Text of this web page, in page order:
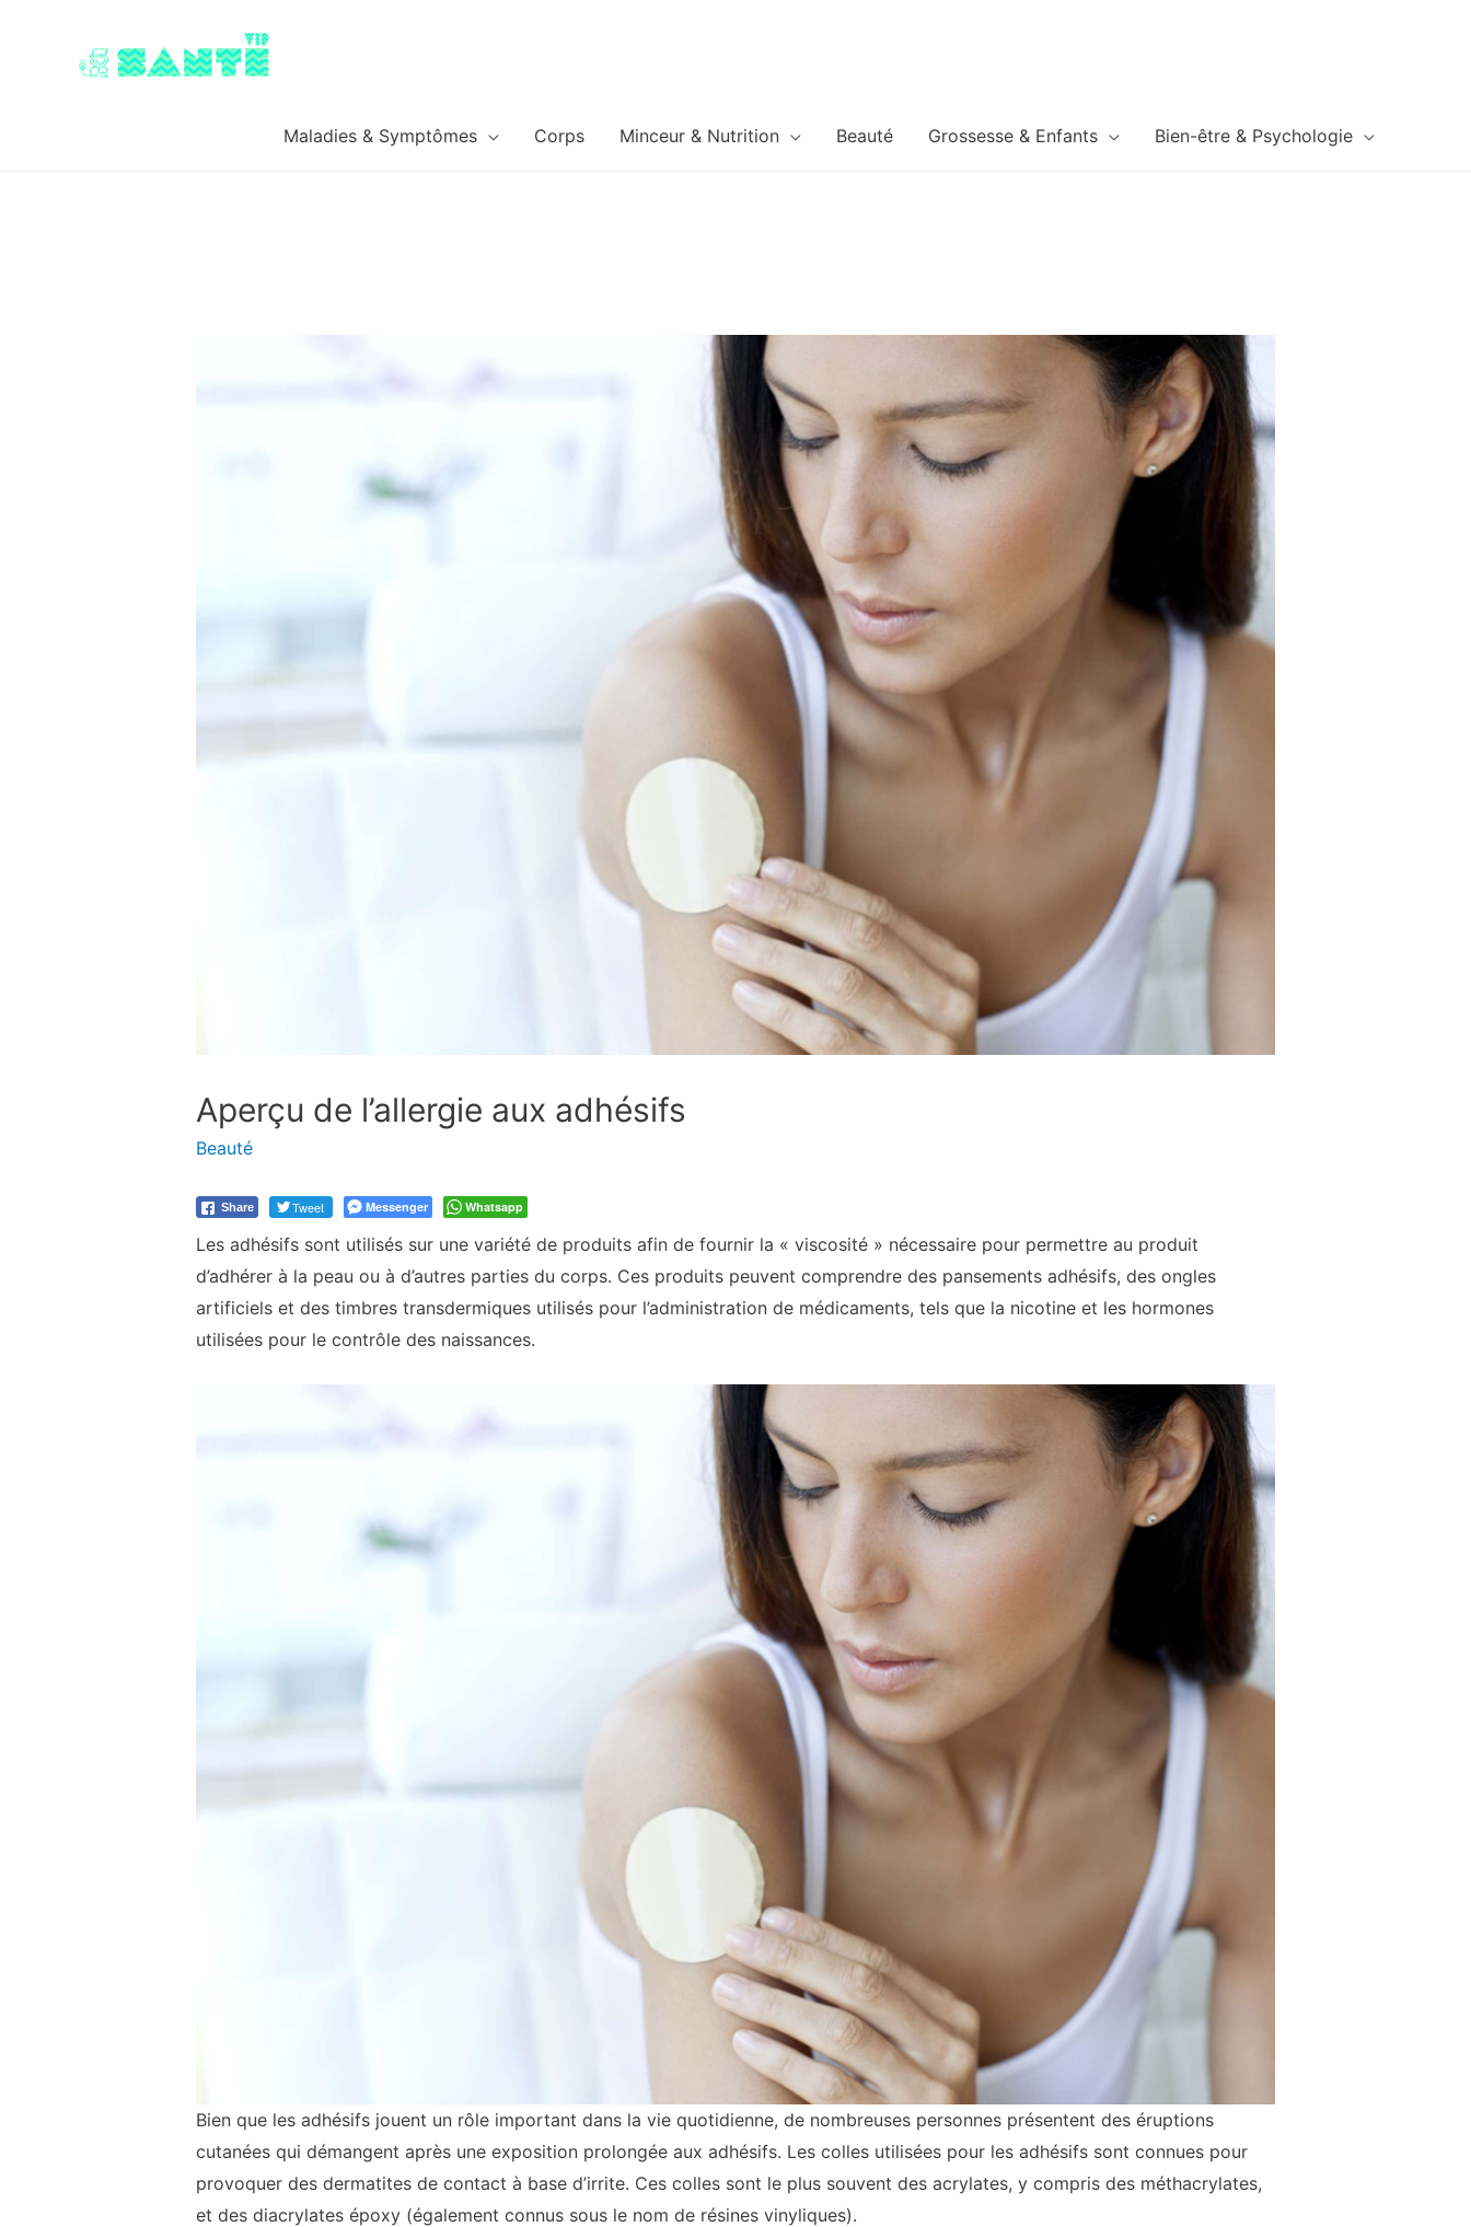
Maladies & Symptômes Corps Minceur & Nutrition Beauté Grossesse & Enfants Bien-être & Psychologie
Aperçu de l’allergie aux adhésifs
Beauté
Share Tweet Messenger Whatsapp
Les adhésifs sont utilisés sur une variété de produits afin de fournir la « viscosité » nécessaire pour permettre au produit
d’adhérer à la peau ou à d’autres parties du corps. Ces produits peuvent comprendre des pansements adhésifs, des ongles
artificiels et des timbres transdermiques utilisés pour l’administration de médicaments, tels que la nicotine et les hormones
utilisées pour le contrôle des naissances.
Bien que les adhésifs jouent un rôle important dans la vie quotidienne, de nombreuses personnes présentent des éruptions
cutanées qui démangent après une exposition prolongée aux adhésifs. Les colles utilisées pour les adhésifs sont connues pour
provoquer des dermatites de contact à base d’irrite. Ces colles sont le plus souvent des acrylates, y compris des méthacrylates,
et des diacrylates époxy (également connus sous le nom de résines vinyliques).